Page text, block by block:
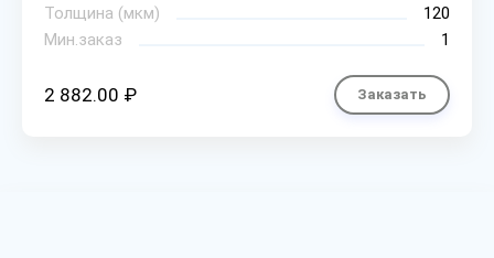
Толщина (мкм)
120
Мин.заказ
1
2 882.00 ₽ Заказать